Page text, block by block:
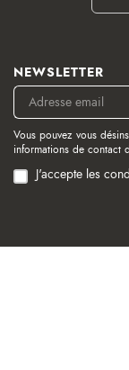
NEWSLETTER
Vous pouvez vous
informations de contact
J'accepte les